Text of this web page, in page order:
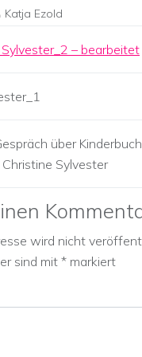
Katja Ezold
über
Sylvester
wird nicht
sind mit * markiert